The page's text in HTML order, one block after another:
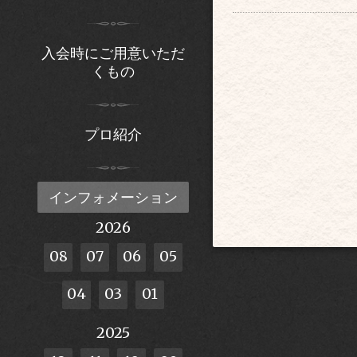
入会時にご用意いただ
くもの
プロ紹介
インフォメーション
2026
08
07 06 05
04 03 01
2025